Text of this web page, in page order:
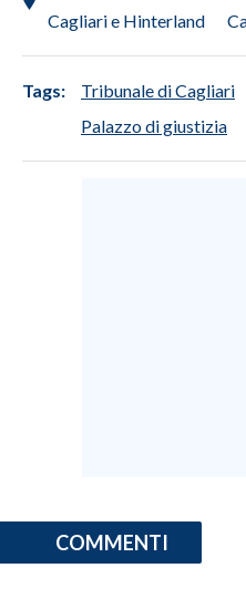
Cagliari e Hinterland
Tags: Tribunale di Cagliari
Palazzo di giustizia
COMMENTI